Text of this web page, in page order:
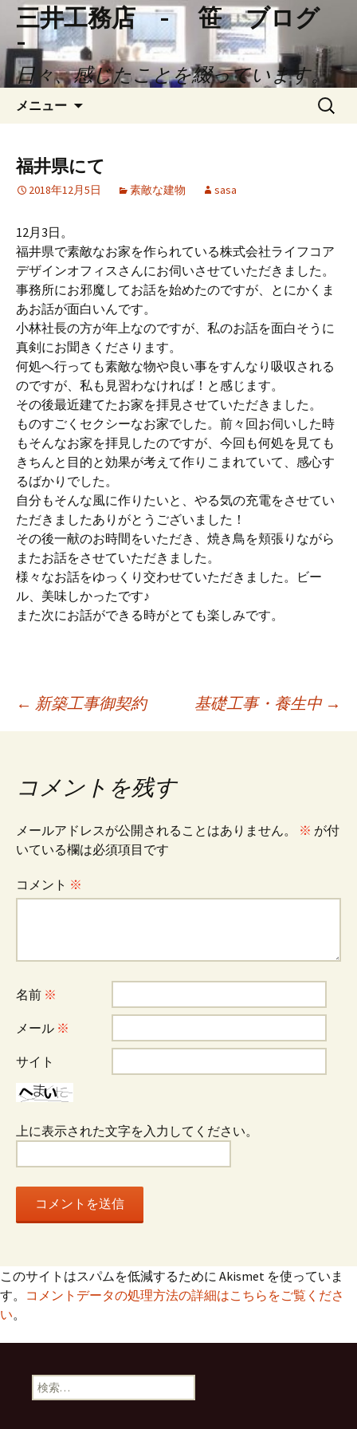
三井工務店 - 笹 ブログ
-
日々、感じたことを綴っています。
メニュー
ツ
へ
ッ
プ
検
索:
福井県にて
2018年12月5日 素敵な建物 sasa
12月3日。
福井県で素敵なお家を作られている株式会社ライフコア
デザインオフィスさんにお伺いさせていただきました。
事務所にお邪魔してお話を始めたのですが、とにかくま
あお話が面白いんです。
小林社長の方が年上なのですが、私のお話を面白そうに
真剣にお聞きくださります。
何処へ行っても素敵な物や良い事をすんなり吸収される
のですが、私も見習わなければ！と感じます。
その後最近建てたお家を拝見させていただきました。
ものすごくセクシーなお家でした。前々回お伺いした時
もそんなお家を拝見したのですが、今回も何処を見ても
きちんと目的と効果が考えて作りこまれていて、感心す
るばかりでした。
自分もそんな風に作りたいと、やる気の充電をさせてい
ただきましたありがとうございました！
その後一献のお時間をいただき、焼き鳥を頬張りながら
またお話をさせていただきました。
様々なお話をゆっくり交わせていただきました。ビー
ル、美味しかったです♪
また次にお話ができる時がとても楽しみです。
投
ナ
ビ
ゲ
ー
シ
ョ
ン
← 新築工事御契約 基礎工事・養生中 →
コメントを残す
メールアドレスが公開されることはありません。 ※ が付
いている欄は必須項目です
コメント ※
名前 ※
メール ※
サイト
上に表示された文字を入力してください。
このサイトはスパムを低減するために Akismet を使っていま
す。 コメントデータの処理方法の詳細はこちらをご覧くださ
い。
検
索: